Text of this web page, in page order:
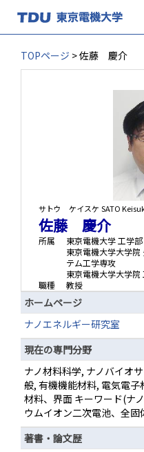
TOPページ > 佐藤 慶介
サトウ ケイスケ SATO
佐藤 慶介
所属
東京電機大学 工学
東京電機大学大学院
テム工学専攻
東京電機大学大学
職種
教授
ホームページ
ナノエネルギー研究室
現在の専門分野
ナノ材料科学, ナノバイオ
般, 有機機能材料, 電気電
材料、界面 キーワード(ナ
ウムイオン二次電池、全
著書・論文歴